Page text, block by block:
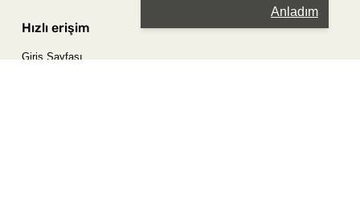
Anladım
Hızlı erişim
Giriş Sayfası